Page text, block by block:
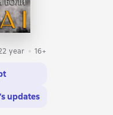
year 16+
updates